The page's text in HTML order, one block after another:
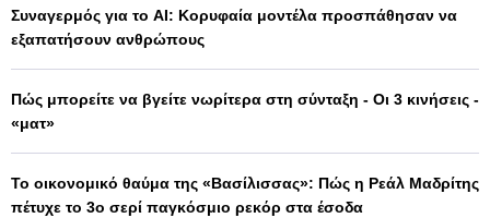
Συναγερμός για το AI: Κορυφαία μοντέλα προσπάθησαν να
εξαπατήσουν ανθρώπους
Πώς μπορείτε να βγείτε νωρίτερα στη σύνταξη - Οι 3 κινήσεις -
«ματ»
Το οικονομικό θαύμα της «Βασίλισσας»: Πώς η Ρεάλ Μαδρίτης
πέτυχε το 3ο σερί παγκόσμιο ρεκόρ στα έσοδα